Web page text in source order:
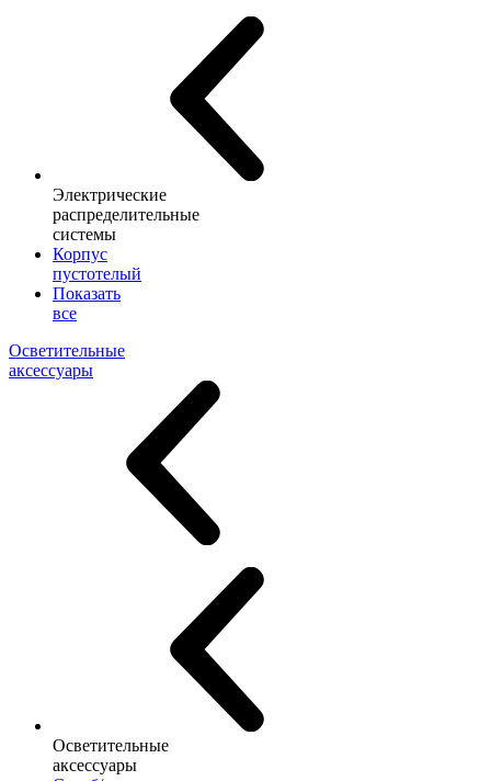
Электрические
распределительные
системы
Корпус
пустотелый
Показать
все
Осветительные
аксессуары
Осветительные
аксессуары